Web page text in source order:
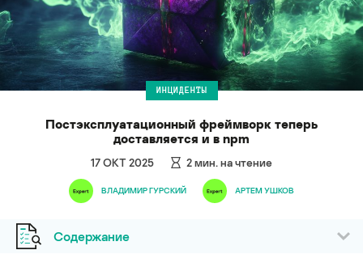
ИНЦИДЕНТЫ
Постэксплуатационный фреймворк теперь
доставляется и в npm
17 ОКТ 2025 2мин. на чтение
ВЛАДИМИР ГУРСКИЙ АРТЕМ УШКОВ
Содержание